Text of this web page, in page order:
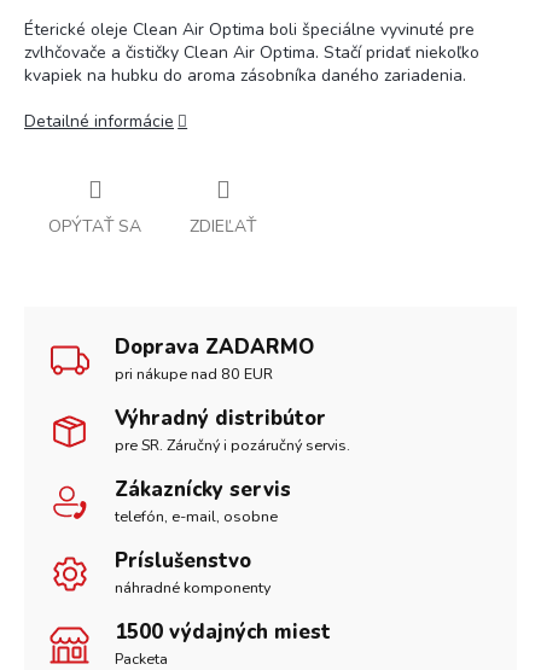
Éterické oleje Clean Air Optima boli špeciálne vyvinuté pre
zvlhčovače a čističky Clean Air Optima. Stačí pridať niekoľko
kvapiek na hubku do aroma zásobníka daného zariadenia.
Detailné informácie
OPÝTAŤ SA ZDIEĽAŤ
Doprava ZADARMO
pri nákupe nad 80 EUR
Výhradný distribútor
pre SR. Záručný i pozáručný servis.
Zákaznícky servis
telefón, e-mail, osobne
Príslušenstvo
náhradné komponenty
1500 výdajných miest
Packeta